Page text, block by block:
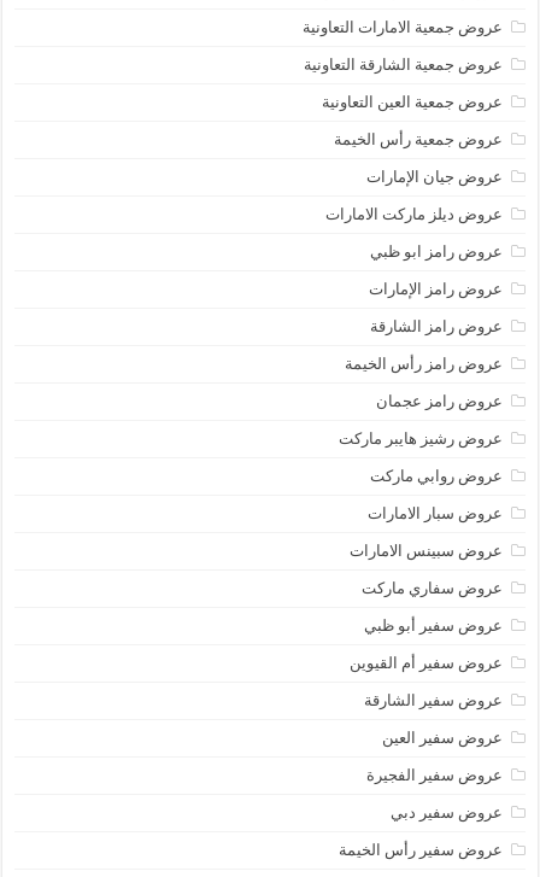
عروض جمعية الامارات التعاونية
عروض جمعية الشارقة التعاونية
عروض جمعية العين التعاونية
عروض جمعية رأس الخيمة
عروض جيان الإمارات
عروض ديلز ماركت الامارات
عروض رامز ابو ظبي
عروض رامز الإمارات
عروض رامز الشارقة
عروض رامز رأس الخيمة
عروض رامز عجمان
عروض رشيز هايبر ماركت
عروض روابي ماركت
عروض سبار الامارات
عروض سبينس الامارات
عروض سفاري ماركت
عروض سفير أبو ظبي
عروض سفير أم القيوين
عروض سفير الشارقة
عروض سفير العين
عروض سفير الفجيرة
عروض سفير دبي
عروض سفير رأس الخيمة